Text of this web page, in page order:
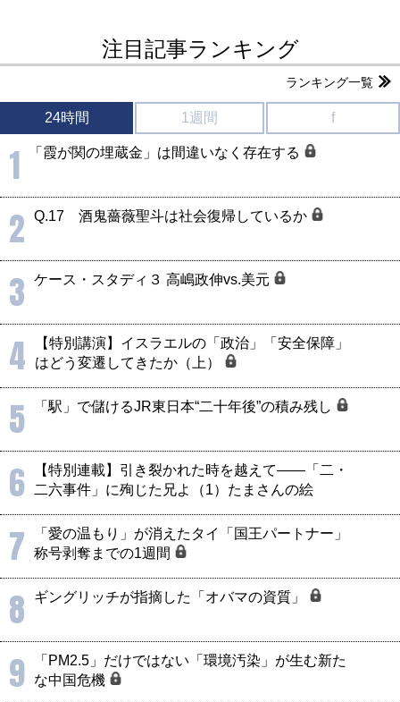
注目記事ランキング
ランキング一覧
24時間 1週間 f
1 「霞が関の埋蔵金」は間違いなく存在する
2 Q.17 酒鬼薔薇聖斗は社会復帰しているか
3 ケース・スタディ３ 高嶋政伸vs.美元
4
【特別講演】イスラエルの「政治」「安全保障」
はどう変遷してきたか（上）
5 「駅」で儲けるJR東日本“二十年後”の積み残し
6
【特別連載】引き裂かれた時を越えて――「二・
二六事件」に殉じた兄よ（1）たまさんの絵
7
「愛の温もり」が消えたタイ「国王パートナー」
称号剥奪までの1週間
8 ギングリッチが指摘した「オバマの資質」
9
「PM2.5」だけではない「環境汚染」が生む新た
な中国危機